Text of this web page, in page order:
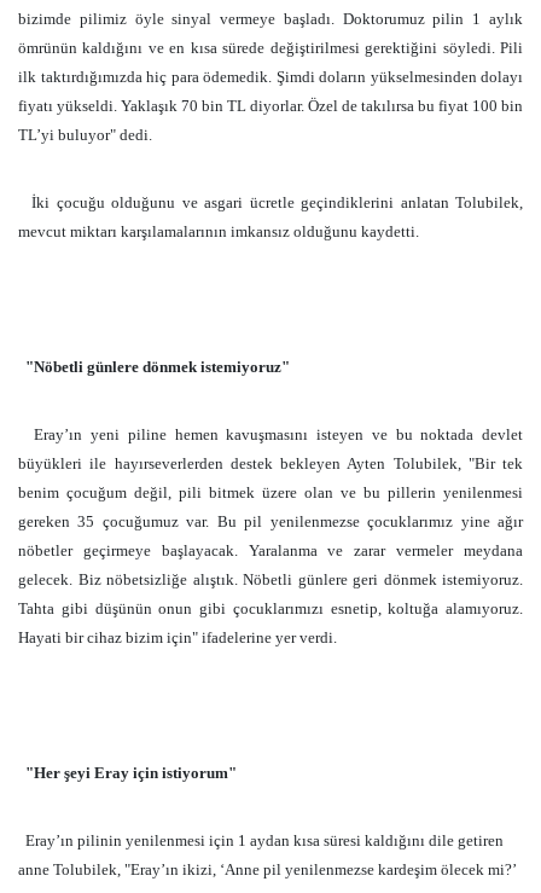
bizimde pilimiz öyle sinyal vermeye başladı. Doktorumuz pilin 1 aylık
ömrünün kaldığını ve en kısa sürede değiştirilmesi gerektiğini söyledi. Pili
ilk taktırdığımızda hiç para ödemedik. Şimdi doların yükselmesinden dolayı
fiyatı yükseldi. Yaklaşık 70 bin TL diyorlar. Özel de takılırsa bu fiyat 100 bin
TL’yi buluyor" dedi.
İki çocuğu olduğunu ve asgari ücretle geçindiklerini anlatan Tolubilek,
mevcut miktarı karşılamalarının imkansız olduğunu kaydetti.
"Nöbetli günlere dönmek istemiyoruz"
Eray’ın yeni piline hemen kavuşmasını isteyen ve bu noktada devlet
büyükleri ile hayırseverlerden destek bekleyen Ayten Tolubilek, "Bir tek
benim çocuğum değil, pili bitmek üzere olan ve bu pillerin yenilenmesi
gereken 35 çocuğumuz var. Bu pil yenilenmezse çocuklarımız yine ağır
nöbetler geçirmeye başlayacak. Yaralanma ve zarar vermeler meydana
gelecek. Biz nöbetsizliğe alıştık. Nöbetli günlere geri dönmek istemiyoruz.
Tahta gibi düşünün onun gibi çocuklarımızı esnetip, koltuğa alamıyoruz.
Hayati bir cihaz bizim için" ifadelerine yer verdi.
"Her şeyi Eray için istiyorum"
Eray’ın pilinin yenilenmesi için 1 aydan kısa süresi kaldığını dile getiren
anne Tolubilek, "Eray’ın ikizi, ‘Anne pil yenilenmezse kardeşim ölecek mi?’